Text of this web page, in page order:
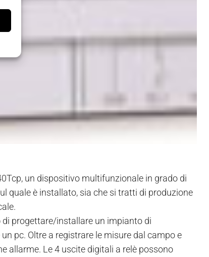
un dispositivo multifunzionale in grado di
quale è installato, sia che si tratti di produzione
progettare/installare un impianto di
pc. Oltre a registrare le misure dal campo e
allarme. Le 4 uscite digitali a relè possono